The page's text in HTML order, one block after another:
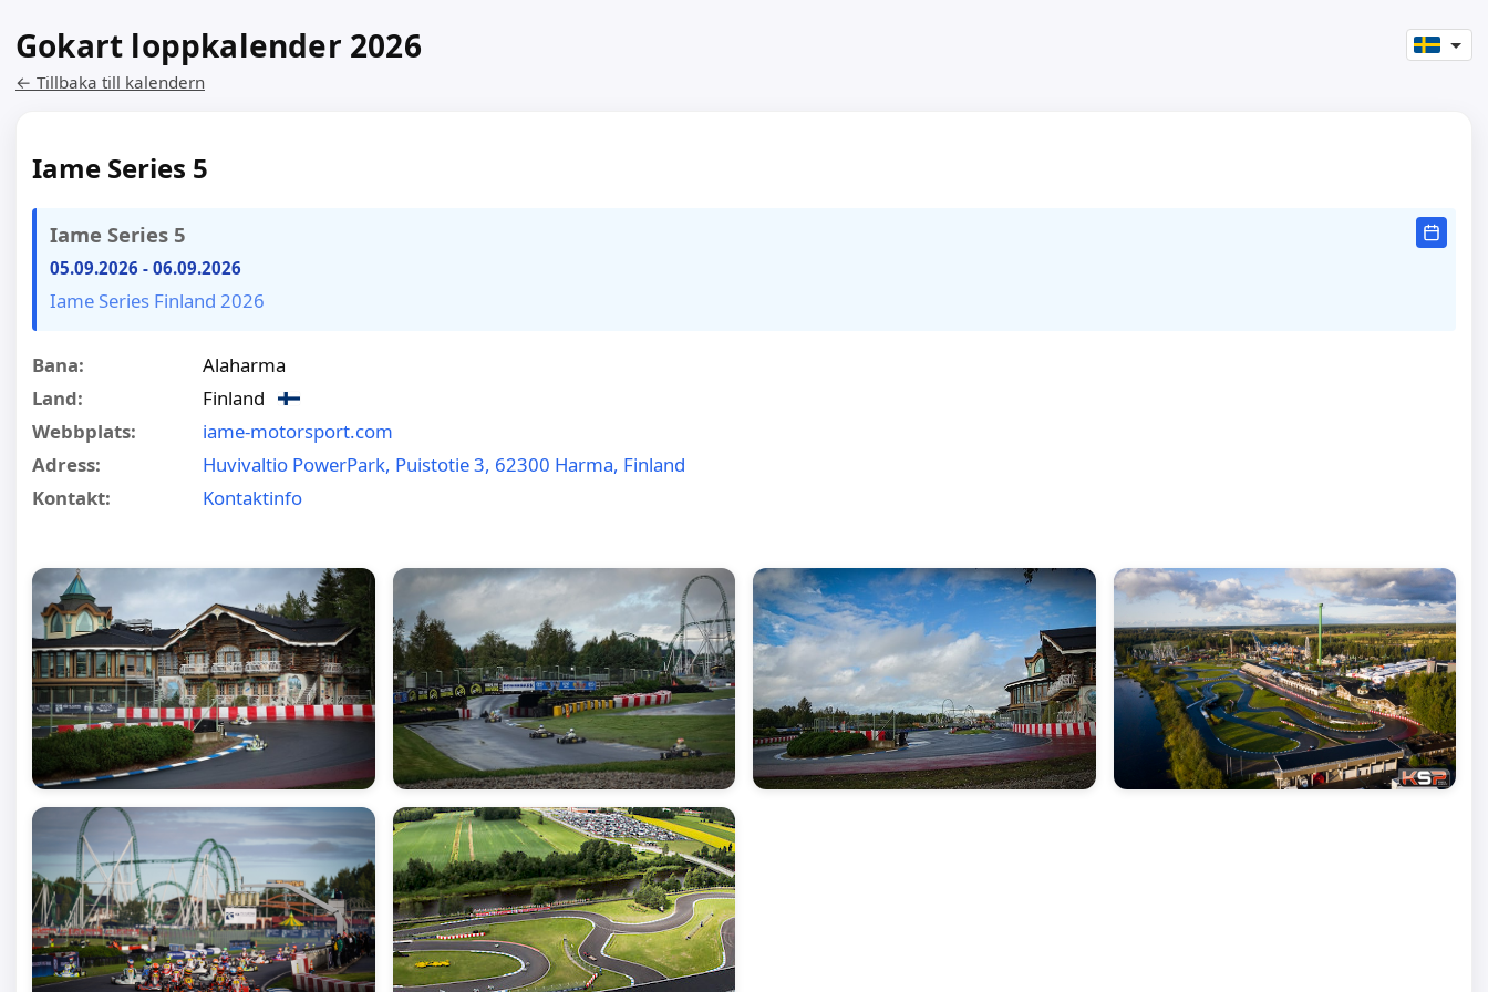
Gokart loppkalender 2026
← Tillbaka till kalendern
Iame Series 5
Iame Series 5
05.09.2026 - 06.09.2026
Iame Series Finland 2026
Bana:
Alaharma
Land:
Finland
Webbplats:
iame-motorsport.com
Adress:
Huvivaltio PowerPark, Puistotie 3, 62300 Harma, Finland
Kontakt:
Kontaktinfo